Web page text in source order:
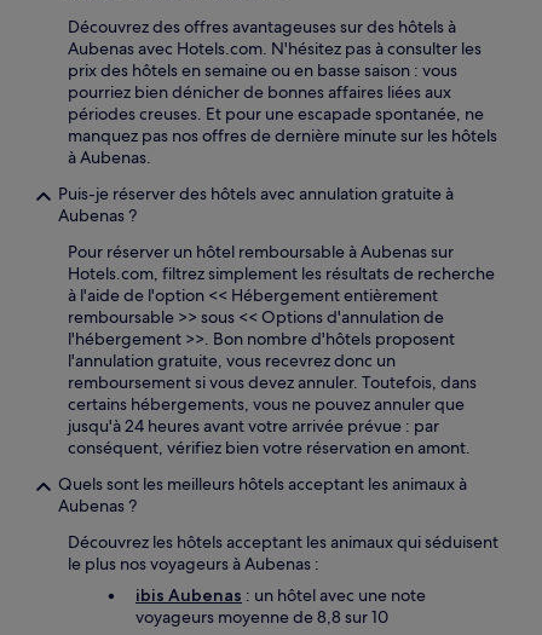
Découvrez des offres avantageuses sur des hôtels à
Aubenas avec Hotels.com. N'hésitez pas à consulter les
prix des hôtels en semaine ou en basse saison : vous
pourriez bien dénicher de bonnes affaires liées aux
périodes creuses. Et pour une escapade spontanée, ne
manquez pas nos offres de dernière minute sur les hôtels
à Aubenas.
Puis-je réserver des hôtels avec annulation gratuite à
Aubenas ?
Pour réserver un hôtel remboursable à Aubenas sur
Hotels.com, filtrez simplement les résultats de recherche
à l'aide de l'option << Hébergement entièrement
remboursable >> sous << Options d'annulation de
l'hébergement >>. Bon nombre d'hôtels proposent
l'annulation gratuite, vous recevrez donc un
remboursement si vous devez annuler. Toutefois, dans
certains hébergements, vous ne pouvez annuler que
jusqu'à 24 heures avant votre arrivée prévue : par
conséquent, vérifiez bien votre réservation en amont.
Quels sont les meilleurs hôtels acceptant les animaux à
Aubenas ?
Découvrez les hôtels acceptant les animaux qui séduisent
le plus nos voyageurs à Aubenas :
ibis Aubenas : un hôtel avec une note
voyageurs moyenne de 8,8 sur 10